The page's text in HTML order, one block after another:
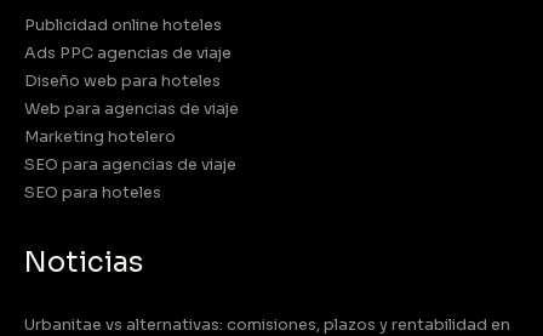
Publicidad online hoteles
Ads PPC agencias de viaje
Diseño web para hoteles
Web para agencias de viaje
Marketing hotelero
SEO para agencias de viaje
SEO para hoteles
Noticias
Urbanitae vs alternativas: comisiones, plazos y rentabilidad en